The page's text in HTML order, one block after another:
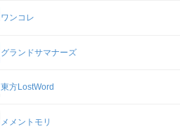
ワンコレ
グランドサマナーズ
東方LostWord
メメントモリ